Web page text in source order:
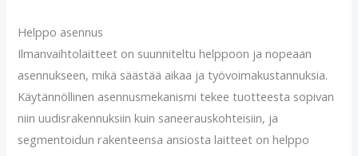
Helppo asennus
Ilmanvaihtolaitteet on suunniteltu helppoon ja nopeaan
asennukseen, mikä säästää aikaa ja työvoimakustannuksia.
Käytännöllinen asennusmekanismi tekee tuotteesta sopivan
niin uudisrakennuksiin kuin saneerauskohteisiin, ja
segmentoidun rakenteensa ansiosta laitteet on helppo